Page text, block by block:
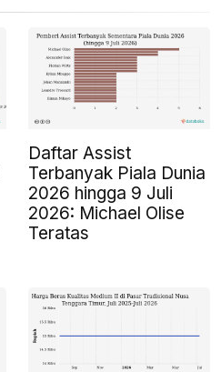
Daftar Assist
Terbanyak Piala Dunia
2026 hingga 9 Juli
2026: Michael Olise
Teratas